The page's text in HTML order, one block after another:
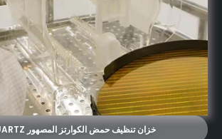
خزان تنظيف حمض الكوارتز المصهور TOQUARTZ®